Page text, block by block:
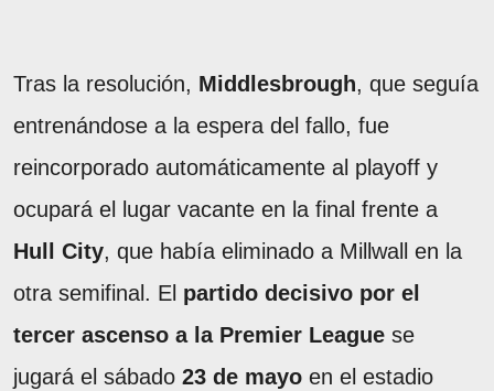
Tras la resolución, Middlesbrough, que seguía
entrenándose a la espera del fallo, fue
reincorporado automáticamente al playoff y
ocupará el lugar vacante en la final frente a
Hull City, que había eliminado a Millwall en la
otra semifinal. El partido decisivo por el
tercer ascenso a la Premier League se
jugará el sábado 23 de mayo en el estadio